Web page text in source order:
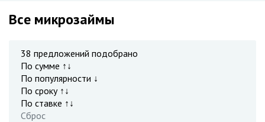
Все микрозаймы
38 предложений подобрано
По сумме ↑↓
По популярности ↓
По сроку ↑↓
По ставке ↑↓
Сброс